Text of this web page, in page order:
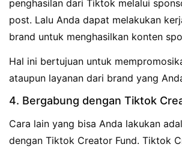
penghasilan dari Tiktok melalui
post. Lalu Anda dapat melakukan
brand untuk menghasilkan konten
Hal ini bertujuan untuk
ataupun layanan dari brand yang
4. Bergabung dengan Tiktok
Cara lain yang bisa Anda lakukan
dengan Tiktok Creator Fund. Tiktok